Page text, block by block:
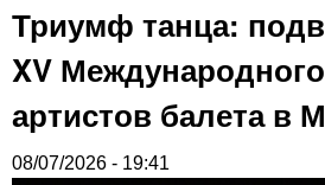
Триумф танца:
XV
артистов балета в
08/07/2026 - 19:41